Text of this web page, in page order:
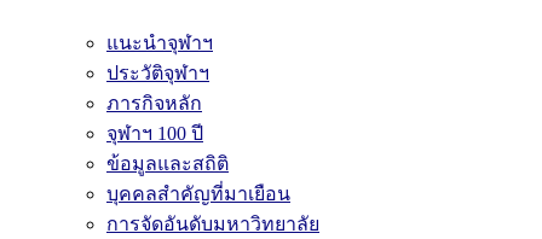
แนะนำจุฬาฯ
ประวัติจุฬาฯ
ภารกิจหลัก
จุฬาฯ 100 ปี
ข้อมูลและสถิติ
บุคคลสำคัญที่มาเยือน
การจัดอันดับมหาวิทยาลัย